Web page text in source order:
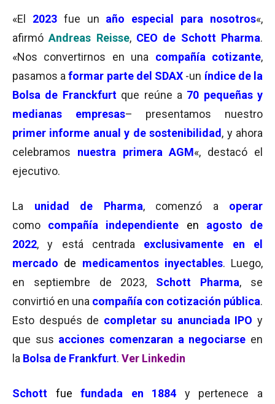
«El 2023fue un año especial para nosotros«,
afirmóAndreas Reisse, CEO de Schott Pharma.
«Nos convertirnos en una compañía cotizante,
pasamos aformar parte del SDAX -un índice de la
Bolsa de Franckfurtque reúne a 70 pequeñas y
medianas empresas– presentamos nuestro
primer informe anual y de sostenibilidad , y ahora
celebramos nuestra primera AGM«, destacó el
ejecutivo.
La unidad de Pharma, comenzó a operar
como compañía independiente en
agosto de
2022, y está centrada exclusivamente en el
mercado de medicamentos inyectables. Luego,
en septiembre de 2023, Schott Pharma, se
convirtió en una compañía con cotización pública.
Esto después de completar su anunciada IPO y
que sus acciones comenzaran a negociarse en
la Bolsa de Frankfurt. Ver Linkedin
Schott fue fundada en 1884
y pertenece a